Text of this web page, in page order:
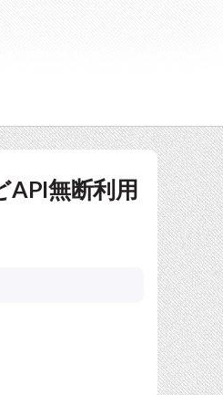
API無断利用